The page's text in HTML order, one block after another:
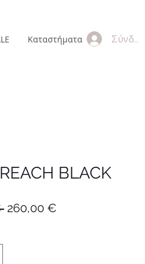
Καταστήματα Σύνδεση
BLACK
Κανονική
260,00 €